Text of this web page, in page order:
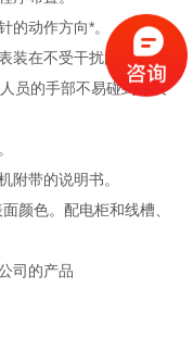
的动作方向*。
装在不受干扰的地方。
员的手部不易碰到开关
附带的说明书。
颜色。配电柜和线槽、
司的产品